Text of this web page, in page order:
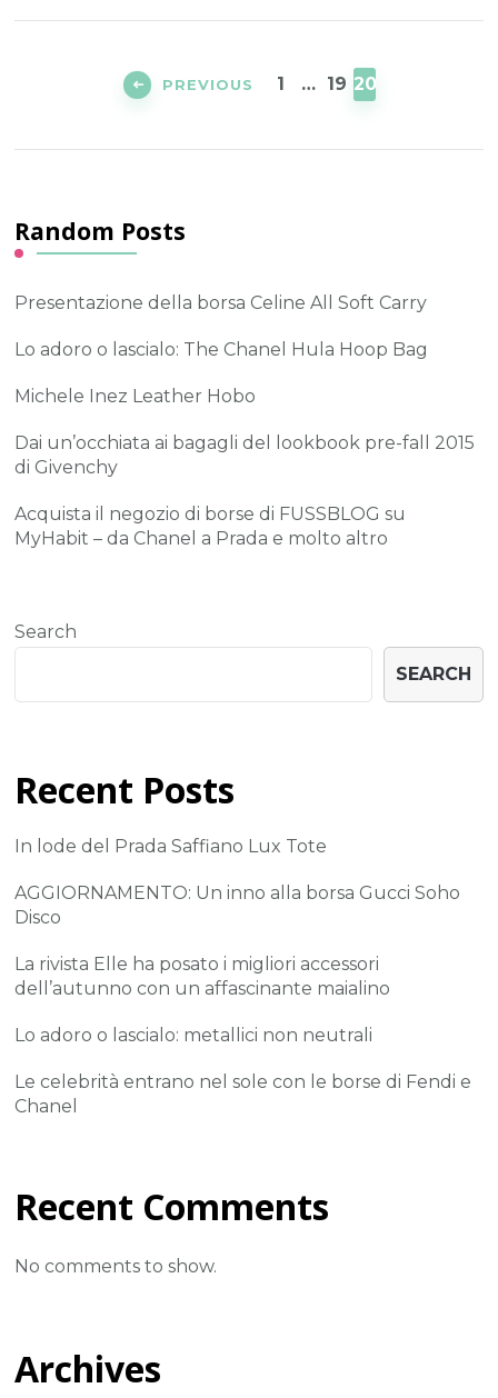
navigationPREVIOUS PAGE
1 … PAGE
19 PAGE
20
Random Posts
Presentazione della borsa Celine All Soft Carry
Lo adoro o lascialo: The Chanel Hula Hoop Bag
Michele Inez Leather Hobo
Dai un’occhiata ai bagagli del lookbook pre-fall 2015
di Givenchy
Acquista il negozio di borse di FUSSBLOG su
MyHabit – da Chanel a Prada e molto altro
Search
SEARCH
Recent Posts
In lode del Prada Saffiano Lux Tote
AGGIORNAMENTO: Un inno alla borsa Gucci Soho
Disco
La rivista Elle ha posato i migliori accessori
dell’autunno con un affascinante maialino
Lo adoro o lascialo: metallici non neutrali
Le celebrità entrano nel sole con le borse di Fendi e
Chanel
Recent Comments
No comments to show.
Archives